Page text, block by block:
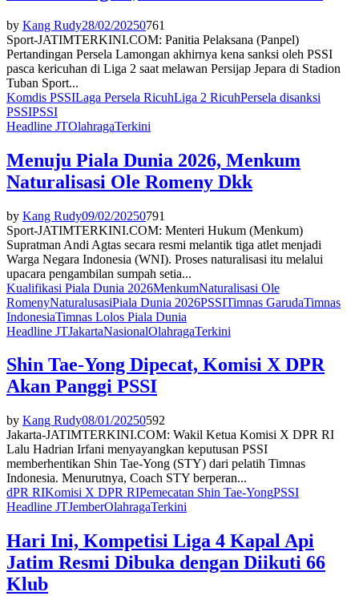
by Kang Rudy28/02/20250761
Sport-JATIMTERKINI.COM: Panitia Pelaksana (Panpel)
Pertandingan Persela Lamongan akhirnya kena sanksi oleh PSSI
pasca kericuhan di Liga 2 saat melawan Persijap Jepara di Stadion
Tuban Sport...
Komdis PSSILaga Persela RicuhLiga 2 RicuhPersela disanksi
PSSIPSSI
Headline JTOlahragaTerkini
Menuju Piala Dunia 2026, Menkum
Naturalisasi Ole Romeny Dkk
by Kang Rudy09/02/20250791
Sport-JATIMTERKINI.COM: Menteri Hukum (Menkum)
Supratman Andi Agtas secara resmi melantik tiga atlet menjadi
Warga Negara Indonesia (WNI). Proses naturalisasi itu melalui
upacara pengambilan sumpah setia...
Kualifikasi Piala Dunia 2026MenkumNaturalisasi Ole
RomenyNaturalusasiPiala Dunia 2026PSSITimnas GarudaTimnas
IndonesiaTimnas Lolos Piala Dunia
Headline JTJakartaNasionalOlahragaTerkini
Shin Tae-Yong Dipecat, Komisi X DPR
Akan Panggi PSSI
by Kang Rudy08/01/20250592
Jakarta-JATIMTERKINI.COM: Wakil Ketua Komisi X DPR RI
Lalu Hadrian Irfani menyayangkan keputusan PSSI
memberhentikan Shin Tae-Yong (STY) dari pelatih Timnas
Indonesia. Menurutnya, Coach STY berperan...
dPR RIKomisi X DPR RIPemecatan Shin Tae-YongPSSI
Headline JTJemberOlahragaTerkini
Hari Ini, Kompetisi Liga 4 Kapal Api
Jatim Resmi Dibuka dengan Diikuti 66
Klub